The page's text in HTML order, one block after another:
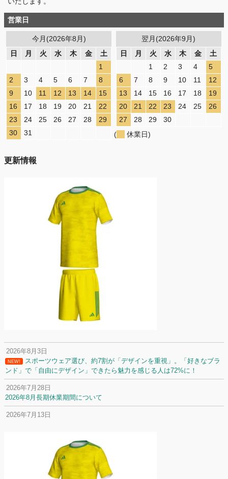
営業日
今月(2026年8月)
日
月 火 水 木 金
土
1
2
3 4 5 6 7
8
9
10 11 12 13 14
15
16
17 18 19 20 21
22
23
24 25 26 27 28
29
30
31
翌月(2026年9月)
日
月 火 水 木 金
土
1
2 3 4
5
6
7 8 9 10 11
12
13
14 15 16 17 18
19
20
21 22 23 24 25
26
27
28 29
30
(
休業日)
更新情報
2026年8月3日
NEW!
スポーツウェア選び、約7割が「デザインを重視」。「好きなブラ
ンド」で「自由にデザイン」できたら魅力を感じる人は72%に！
2026年7月28日
2026年8月長期休業期間について
2026年7月13日
名前入りユニフォームで子どもの自信が「プラスになった」と感じた保
護者は約67%！「やや高いと感じたが納得して購入した」と価値を実感
する声も32.7%に！